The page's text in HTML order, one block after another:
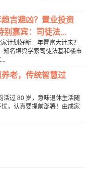
趋吉避凶？置业投资
别嘉宾：司徒法...
计划好新一年置富大计未？
知名堪舆学家司徒法基和楼市
养老，传统智慧过
活过 80 岁，意味退休生活随
，认真要提前部署！由成家